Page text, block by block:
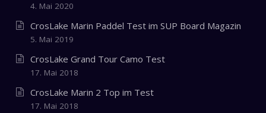
4. Mai 2020
CrosLake Marin Paddel Test im SUP Board Magazin
5. Mai 2019
CrosLake Grand Tour Camo Test
17. Mai 2018
CrosLake Marin 2 Top im Test
17. Mai 2018